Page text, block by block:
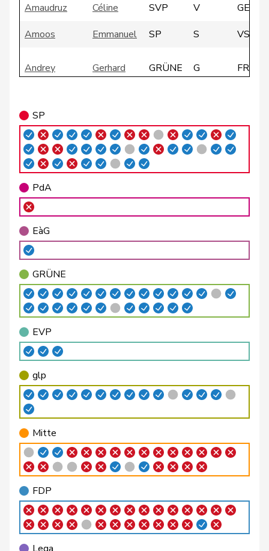
Amaudruz
Céline SVP V
GE
Amoos
Emmanuel SP S VS
Andrey Gerhard GRÜNE G FR
Badertscher
Christine GRÜNE G
BE
Badran
Jacqueline SP S
Barrile
Baumann
Bäumle Martin glp GL ZH
Bellaiche Judith glp GL ZH
Bendahan Samuel SP S
VD
Berthoud
Alexandre FDP RL
VD
Bertschy
Binder-Keller
Marianne Mitte M-E
Bircher
Martina SVP V
AG
Birrer-Heimo
Prisca SP S
LU
Bläsi
Thomas SVP V
GE
Bourgeois
Jacques FDP RL FR
Bregy
Philipp
Mitte M-E VS
SP
PdA
EàG
GRÜNE
EVP
glp
Mitte
FDP